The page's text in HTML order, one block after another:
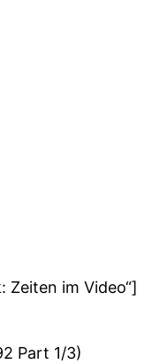
Zeiten im Video“]
Part 1/3)